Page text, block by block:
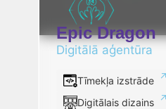
Epic Dragon
Digitālā aģentūra
Tīmekļa izstrāde
Digitālais dizains